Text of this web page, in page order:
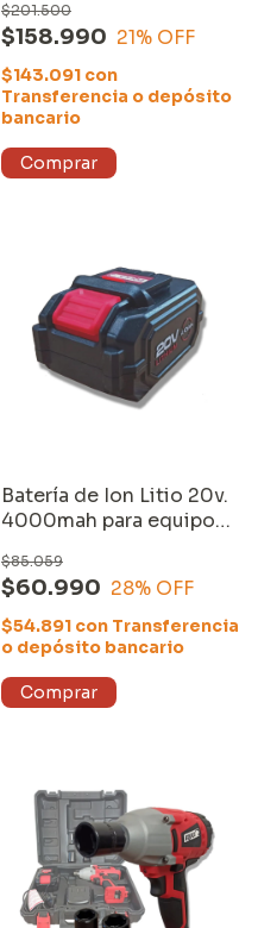
$158.990
$201.500
21% OFF
$143.091 con
Transferencia o depósito
bancario
Batería de Ion Litio 20v.
4000mah para equipos
$60.990
$85.059
28% OFF
$54.891 con Transferencia
o depósito bancario